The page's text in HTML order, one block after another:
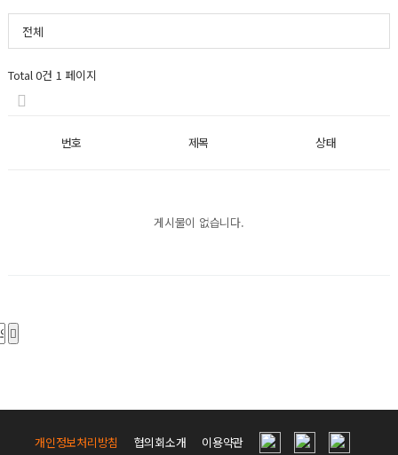
전체
Total 0건 1 페이지
번호 제목 상태
게시물이 없습니다.
개인정보처리방침 협의회소개 이용약관